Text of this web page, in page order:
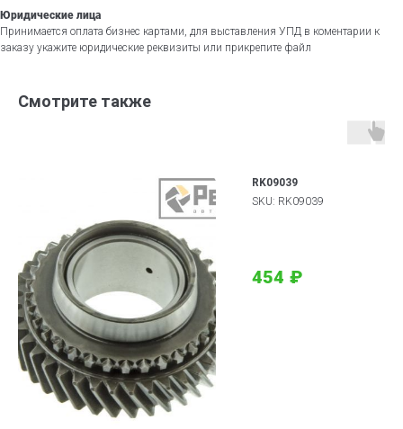
Юридические лица
Принимается оплата бизнес картами, для выставления УПД в коментарии к
заказу укажите юридические реквизиты или прикрепите файл
Смотрите также
RK09039
SKU: RK09039
454 ₽